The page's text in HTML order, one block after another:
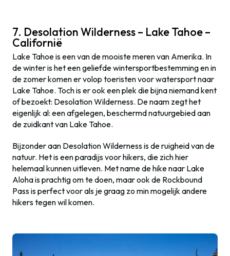
7. Desolation Wilderness – Lake Tahoe –
Californië
Lake Tahoe is een van de mooiste meren van Amerika. In
de winter is het een geliefde wintersportbestemming en in
de zomer komen er volop toeristen voor watersport naar
Lake Tahoe. Toch is er ook een plek die bijna niemand kent
of bezoekt: Desolation Wilderness. De naam zegt het
eigenlijk al: een afgelegen, beschermd natuurgebied aan
de zuidkant van Lake Tahoe.
Bijzonder aan Desolation Wilderness is de ruigheid van de
natuur. Het is een paradijs voor hikers, die zich hier
helemaal kunnen uitleven. Met name de hike naar Lake
Aloha is prachtig om te doen, maar ook de Rockbound
Pass is perfect voor als je graag zo min mogelijk andere
hikers tegen wil komen.